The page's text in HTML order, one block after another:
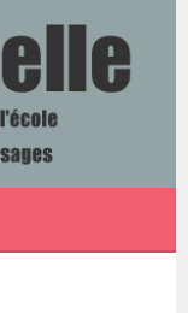
AU SERVICE DES